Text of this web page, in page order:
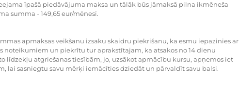
īpašā piedāvājuma maksa un tālāk būs jāmaksā pilna ikmēneša
summa - 149,65 eur/mēnesī.
apmaksas veikšanu izsaku skaidru piekrišanu, ka esmu iepazinies ar
noteikumiem un piekrītu tur aprakstītajam, ka atsakos no 14 dienu
līdzekļu atgriešanas tiesībām, jo, uzsākot apmācību kursu, apņemos iet
lai sasniegtu savu mērķi iemācīties dziedāt un pārvaldīt savu balsi.